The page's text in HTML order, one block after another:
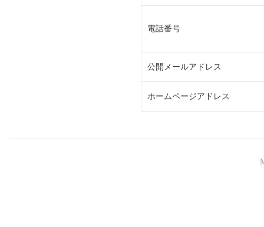
電話番号
公開メールアドレス
ホームページアドレス